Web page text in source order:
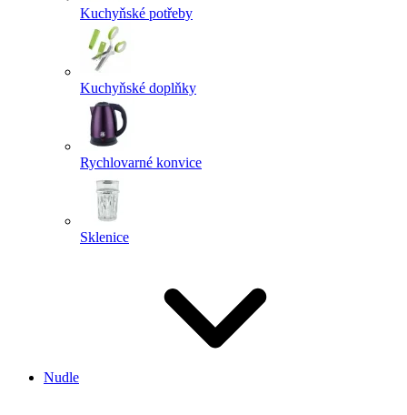
Kuchyňské potřeby
Kuchyňské doplňky
Rychlovarné konvice
Sklenice
Nudle